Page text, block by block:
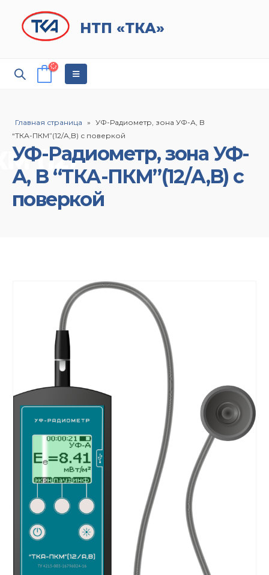
НТП «ТКА»
Главная страница » УФ-Радиометр, зона УФ-А, B
“ТКА-ПКМ”(12/A,B) с поверкой
УФ-Радиометр, зона УФ-
А, B “ТКА-ПКМ”(12/A,B) с
поверкой